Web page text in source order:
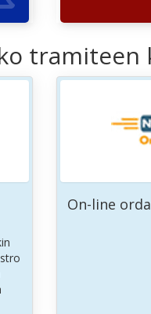
tramiteen
On-line